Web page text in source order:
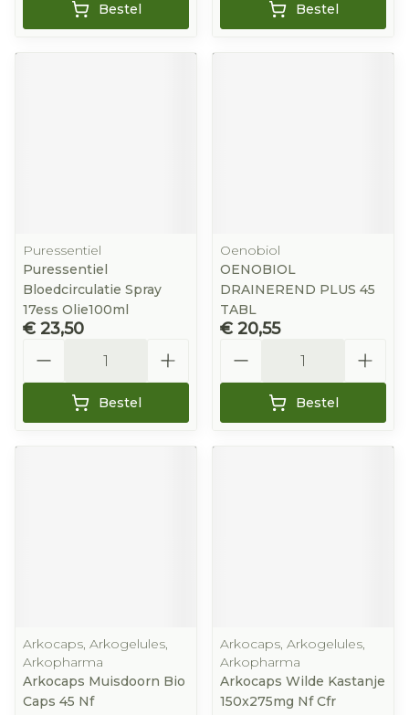
Bestel Bestel
Puressentiel
Puressentiel
Bloedcirculatie Spray
17ess Olie100ml
€ 23,50
Bestel
Oenobiol
OENOBIOL
DRAINEREND PLUS 45
TABL
€ 20,55
Bestel
Arkocaps, Arkogelules,
Arkopharma
Arkocaps Muisdoorn Bio
Caps 45 Nf
Arkocaps, Arkogelules,
Arkopharma
Arkocaps Wilde Kastanje
150x275mg Nf Cfr